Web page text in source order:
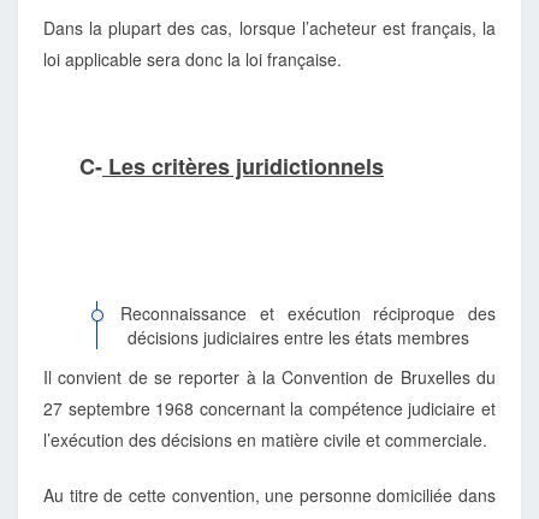
Dans la plupart des cas, lorsque l’acheteur est français, la
loi applicable sera donc la loi française.
C- Les critères juridictionnels
Reconnaissance et exécution réciproque des
décisions judiciaires entre les états membres
Il convient de se reporter à la Convention de Bruxelles du
27 septembre 1968 concernant la compétence judiciaire et
l’exécution des décisions en matière civile et commerciale.
Au titre de cette convention, une personne domiciliée dans